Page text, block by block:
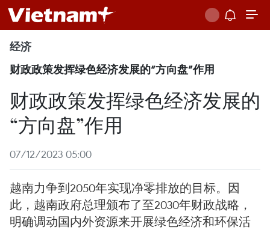
经济
财政政策发挥绿色经济发展的“方向盘”作用
财政政策发挥绿色经济发展的
“方向盘”作用
07/12/2023 05:00
越南力争到2050年实现净零排放的目标。因
此，越南政府总理颁布了至2030年财政战略，
明确调动国内外资源来开展绿色经济和环保活